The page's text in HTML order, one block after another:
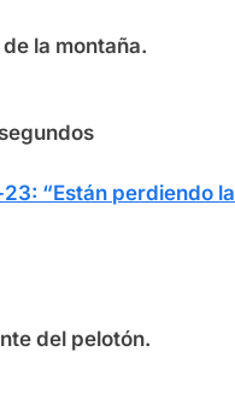
la montaña.
“Están perdiendo la
del pelotón.